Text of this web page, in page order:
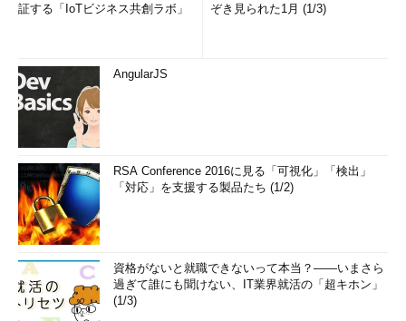
証する「IoTビジネス共創ラボ」
ぞき見られた1月 (1/3)
AngularJS
RSA Conference 2016に見る「可視化」「検出」
「対応」を支援する製品たち (1/2)
資格がないと就職できないって本当？――いまさら
過ぎて誰にも聞けない、IT業界就活の「超キホン」
(1/3)